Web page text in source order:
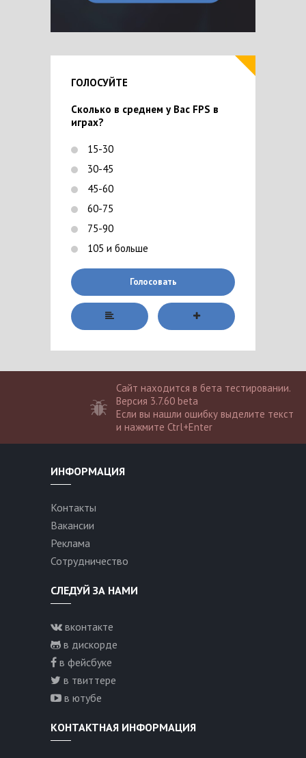
ГОЛОСУЙТЕ
Сколько в среднем у Вас FPS в
играх?
15-30
30-45
45-60
60-75
75-90
105 и больше
Голосовать
Сайт находится в бета тестировании.
Версия 3.7.60 beta
Если вы нашли ошибку выделите текст
и нажмите Ctrl+Enter
ИНФОРМАЦИЯ
Контакты
Вакансии
Реклама
Сотрудничество
СЛЕДУЙ ЗА НАМИ
вконтакте
в дискорде
в фейсбуке
в твиттере
в ютубе
КОНТАКТНАЯ ИНФОРМАЦИЯ